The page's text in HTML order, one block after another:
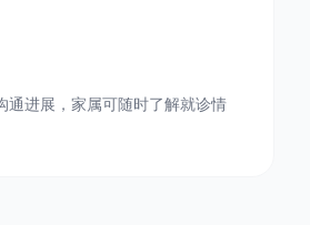
通进展，家属可随时了解就诊情